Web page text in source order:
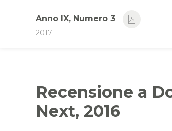
Anno IX, Numero 3
2017
Recensione a
Next, 2016